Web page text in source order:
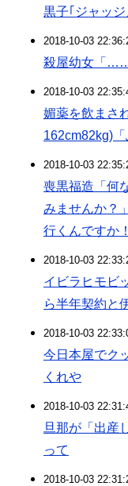
黒子｢ジャッジ
2018-10-03
殺屋幼女「……
2018-10-03
媚薬を飲まさ
162cm82kg)「
2018-10-03
喪黒福造「何
みませんか？
行くんですか
2018-10-03
イビラヒモビ
ら半年契約と
2018-10-03
今日本屋でク
くれや
2018-10-03
旦那が「出産
って
2018-10-03